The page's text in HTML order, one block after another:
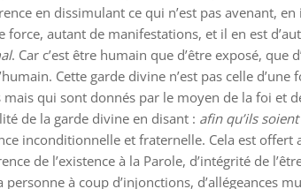
en dissimulant ce qui n’est pas avenant,
autant de manifestations, et il en est
. Car c’est être humain que d’être exposé,
Cette garde divine n’est pas celle
qui sont donnés par le moyen de la foi et
de la garde divine en disant : afin qu’ils
inconditionnelle et fraternelle. Cela est
de l’existence à la Parole, d’intégrité de
personne à coup d’injonctions, d’allégeances